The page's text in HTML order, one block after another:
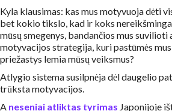
Kyla klausimas: kas mus motyvuoja dėti
bet kokio tikslo, kad ir koks
mūsų smegenys, bandančios mus
motyvacijos strategija, kuri pastūmės
priežastys lemia mūsų veiksmus?
Atlygio sistema susilpnėja dėl daugelio
trūksta motyvacijos.
A neseniai atliktas tyrimas Japonijoje